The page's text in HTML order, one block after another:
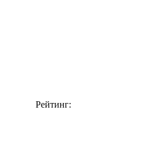
Рейтинг: